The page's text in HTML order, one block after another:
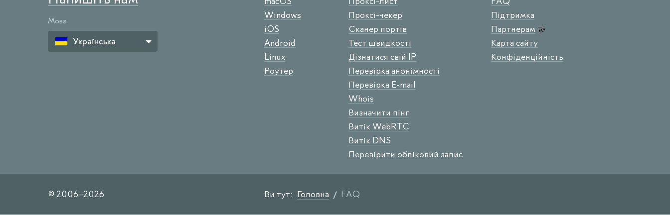
Ви тут: Головна FAQ
Мова
Українська
Windows
iOS
Android
Linux
Роутер
Проксі-чекер
Сканер портів
Тест швидкості
Дізнатися свій IP
Перевірка анонімності
Перевірка E-mail
Whois
Визначити пінг
Витік WebRTC
Витік DNS
Перевірити обліковий запис
Підтримка
Партнерам 🤝
Карта сайту
Конфіденційність
© 2006–2026